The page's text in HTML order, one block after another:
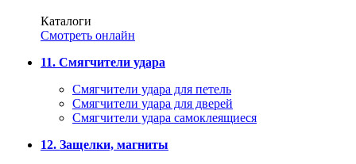
Каталоги
Смотреть онлайн
11. Смягчители удара
Смягчители удара для петель
Смягчители удара для дверей
Cмягчители удара самоклеящиеся
12. Защелки, магниты